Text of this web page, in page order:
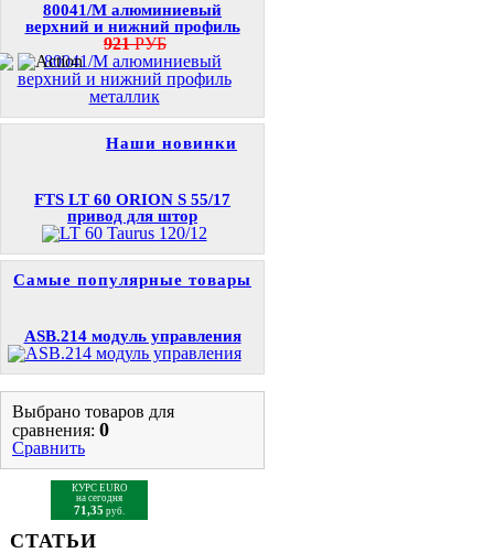
80041/M алюминиевый
верхний и нижний профиль
921РУБ
Наши новинки
FTS LT 60 ORION S 55/17
привод для штор
Самые популярные товары
ASB.214 модуль управления
Выбрано товаров для
сравнения: 0
Сравнить
КУРС EURO
на сегодня
71,35 руб.
СТАТЬИ